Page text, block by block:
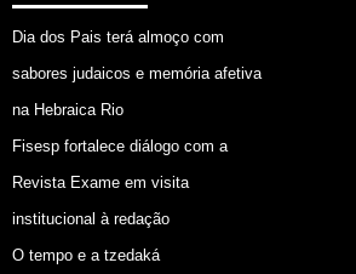
Dia dos Pais terá almoço com
sabores judaicos e memória afetiva
na Hebraica Rio
Fisesp fortalece diálogo com a
Revista Exame em visita
institucional à redação
O tempo e a tzedaká